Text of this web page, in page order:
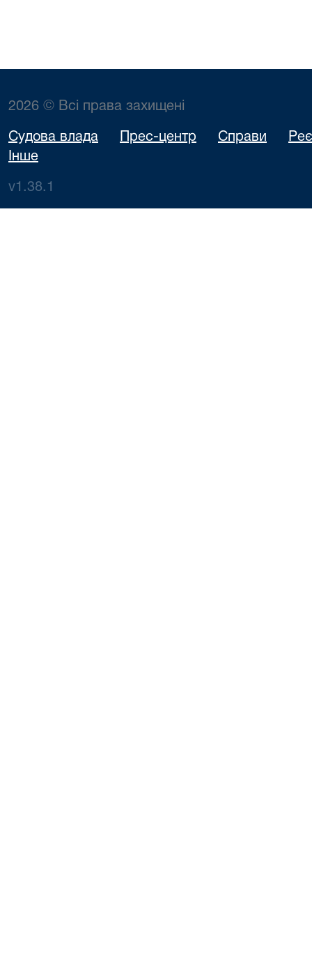
2026 © Всі права захищені
Судова влада Прес-центр Справи
Інше
v1.38.1